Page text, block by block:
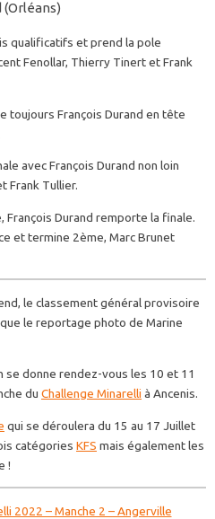
(Orléans)
qualificatifs et prend la pole
Fenollar, Thierry Tinert et Frank
toujours François Durand en tête
avec François Durand non loin
Frank Tullier.
Durand remporte la finale.
et termine 2ème, Marc Brunet
le classement général provisoire
le reportage photo de Marine
se donne rendez-vous les 10 et 11
du Challenge Minarelli à Ancenis.
qui se déroulera du 15 au 17 Juillet
catégories KFS mais également les
!
2022 – Manche 2 – Angerville